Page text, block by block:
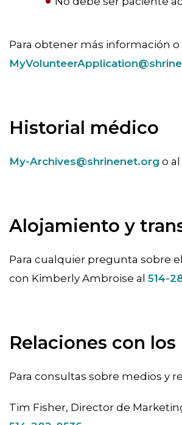
Para obtener más información
Historial médico
My-Archives@shrinenet.org o al
Alojamiento y
Para cualquier pregunta sobre
con Kimberly Ambroise al 514-
Relaciones con
Para consultas sobre medios y
Tim Fisher, Director de